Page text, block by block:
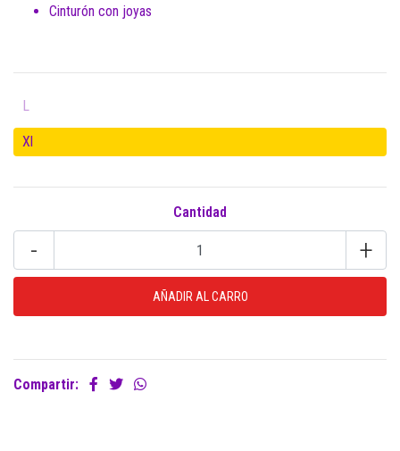
Cinturón con joyas
L
Xl
Cantidad
- +
Compartir: